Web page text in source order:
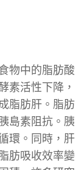
物中的脂肪酸
素活性下降，
脂肪肝。脂肪
島素阻抗。胰
環。同時，肝
肪吸收效率變